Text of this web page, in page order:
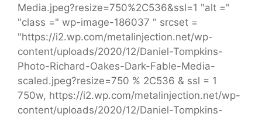
Media.jpeg?resize=750%2C536&ssl=1 "alt ="
"class =" wp-image-186037 " srcset =
"https://i2.wp.com/metalinjection.net/wp-
content/uploads/2020/12/Daniel-Tompkins-
Photo-Richard-Oakes-Dark-Fable-Media-
scaled.jpeg?resize=750 % 2C536 & ssl = 1
750w, https://i2.wp.com/metalinjection.net/wp-
content/uploads/2020/12/Daniel-Tompkins-